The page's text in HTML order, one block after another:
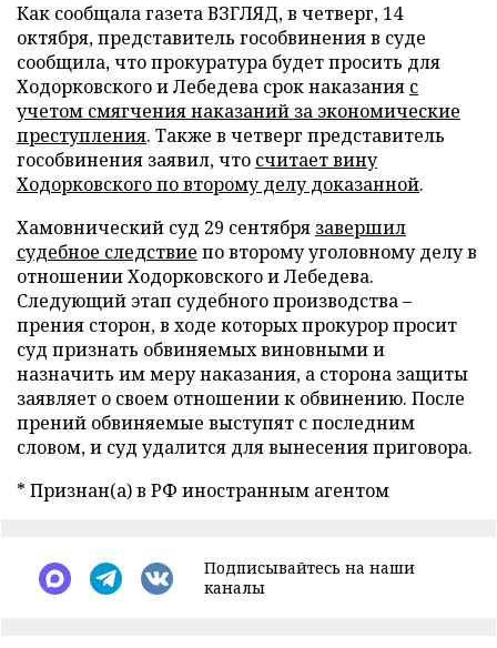
Как сообщала газета ВЗГЛЯД, в четверг, 14
октября, представитель гособвинения в суде
сообщила, что прокуратура будет просить для
Ходорковского и Лебедева срок наказания с
учетом смягчения наказаний за экономические
преступления. Также в четверг представитель
гособвинения заявил, что считает вину
Ходорковского по второму делу доказанной.
Хамовнический суд 29 сентября завершил
судебное следствие по второму уголовному делу в
отношении Ходорковского и Лебедева.
Следующий этап судебного производства –
прения сторон, в ходе которых прокурор просит
суд признать обвиняемых виновными и
назначить им меру наказания, а сторона защиты
заявляет о своем отношении к обвинению. После
прений обвиняемые выступят с последним
словом, и суд удалится для вынесения приговора.
* Признан(а) в РФ иностранным агентом
Подписывайтесь на наши
каналы